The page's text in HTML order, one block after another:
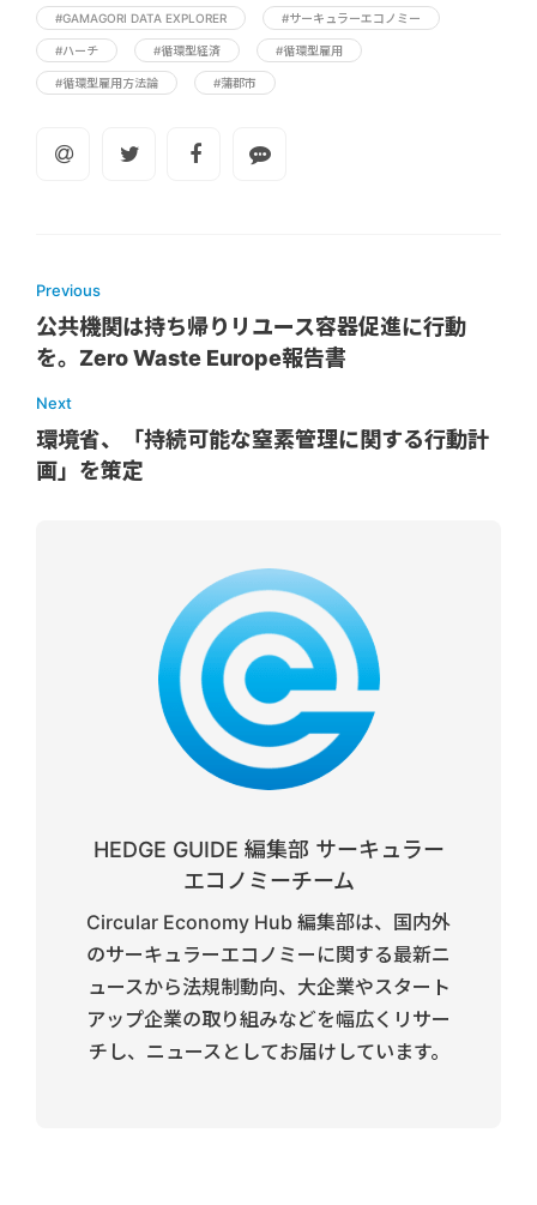
#GAMAGORI DATA EXPLORER #サーキュラーエコノミー
#ハーチ #循環型経済 #循環型雇用
#循環型雇用方法論 #蒲郡市
Previous
公共機関は持ち帰りリユース容器促進に行動
を。Zero Waste Europe報告書
Next
環境省、「持続可能な窒素管理に関する行動計
画」を策定
HEDGE GUIDE 編集部 サーキュラー
エコノミーチーム
Circular Economy Hub 編集部は、国内外
のサーキュラーエコノミーに関する最新ニ
ュースから法規制動向、大企業やスタート
アップ企業の取り組みなどを幅広くリサー
チし、ニュースとしてお届けしています。